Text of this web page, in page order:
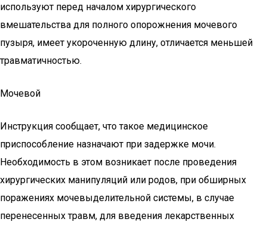
используют перед началом хирургического
вмешательства для полного опорожнения мочевого
пузыря, имеет укороченную длину, отличается меньшей
травматичностью.
Мочевой
Инструкция сообщает, что такое медицинское
приспособление назначают при задержке мочи.
Необходимость в этом возникает после проведения
хирургических манипуляций или родов, при обширных
поражениях мочевыделительной системы, в случае
перенесенных травм, для введения лекарственных